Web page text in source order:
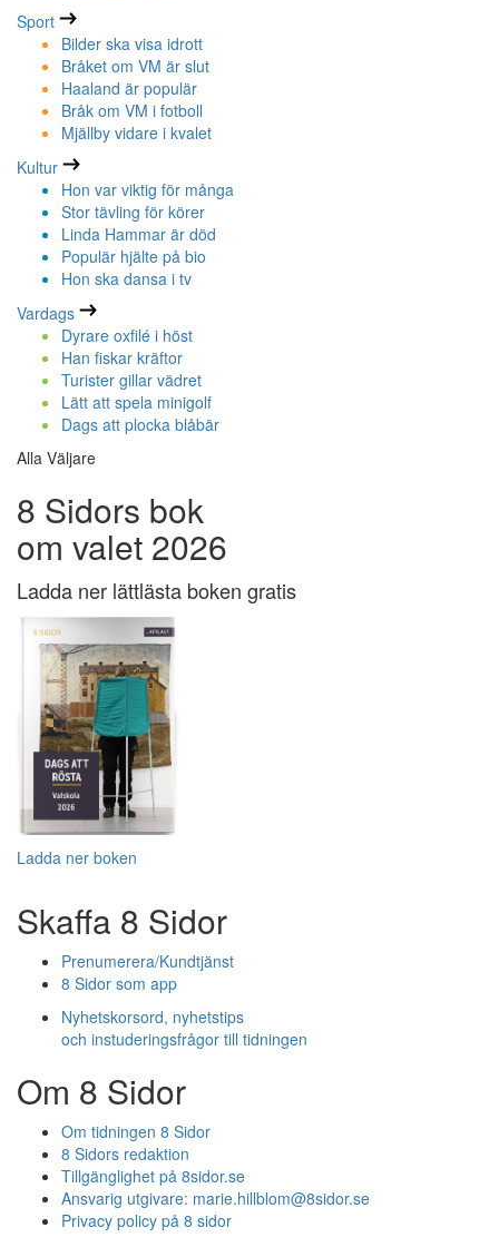
Sport
Bilder ska visa idrott
Bråket om VM är slut
Haaland är populär
Bråk om VM i fotboll
Mjällby vidare i kvalet
Kultur
Hon var viktig för många
Stor tävling för körer
Linda Hammar är död
Populär hjälte på bio
Hon ska dansa i tv
Vardags
Dyrare oxfilé i höst
Han fiskar kräftor
Turister gillar vädret
Lätt att spela minigolf
Dags att plocka blåbär
Alla Väljare
8 Sidors bok
om valet 2026
Ladda ner lättlästa boken gratis
Ladda ner boken
Skaffa 8 Sidor
Prenumerera/Kundtjänst
8 Sidor som app
Nyhetskorsord, nyhetstips
och instuderingsfrågor till tidningen
Om 8 Sidor
Om tidningen 8 Sidor
8 Sidors redaktion
Tillgänglighet på 8sidor.se
Ansvarig utgivare: marie.hillblom@8sidor.se
Privacy policy på 8 sidor